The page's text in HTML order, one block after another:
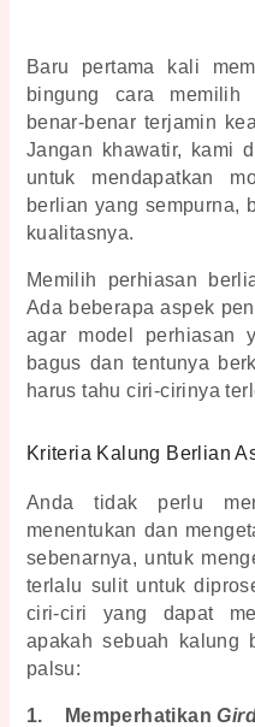
Baru pertama kali
bingung cara memilih
benar-benar terjamin
Jangan khawatir, kami
untuk mendapatkan
berlian yang sempurna,
kualitasnya.
Memilih perhiasan
Ada beberapa aspek
agar model perhiasan
bagus dan tentunya
harus tahu ciri-cirinya
Kriteria Kalung Berlian
Anda tidak perlu
menentukan dan
sebenarnya, untuk
terlalu sulit untuk
ciri-ciri yang dapat
apakah sebuah
kalung
palsu:
1. Memperhatikan